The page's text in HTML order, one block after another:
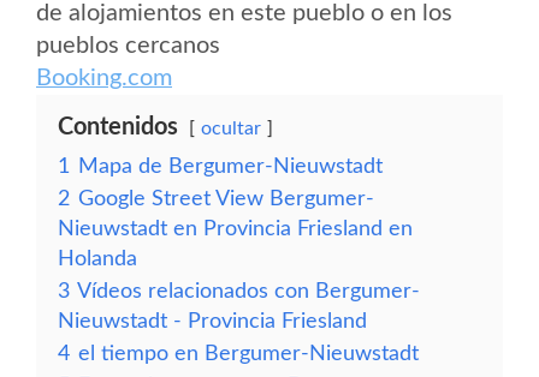
de alojamientos en este pueblo o en los
pueblos cercanos
Booking.com
Contenidos ocultar
1
Mapa de Bergumer-Nieuwstadt
2 Google Street View Bergumer-
Nieuwstadt en Provincia Friesland en
Holanda
3 Vídeos relacionados con Bergumer-
Nieuwstadt - Provincia Friesland
4 el tiempo en Bergumer-Nieuwstadt